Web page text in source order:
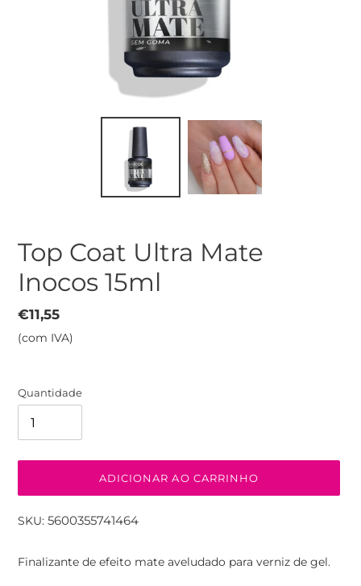
Top Coat Ultra Mate
Inocos 15ml
Preço
normal
€11,55
(com IVA)
Quantidade
ADICIONAR AO CARRINHO
SKU: 5600355741464
adicionar
produto
Finalizante de efeito mate aveludado para verniz de gel.